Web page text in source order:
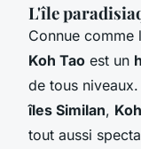
L'île
Connue comme
Koh Tao est un
de tous
îles Similan,
tout aussi